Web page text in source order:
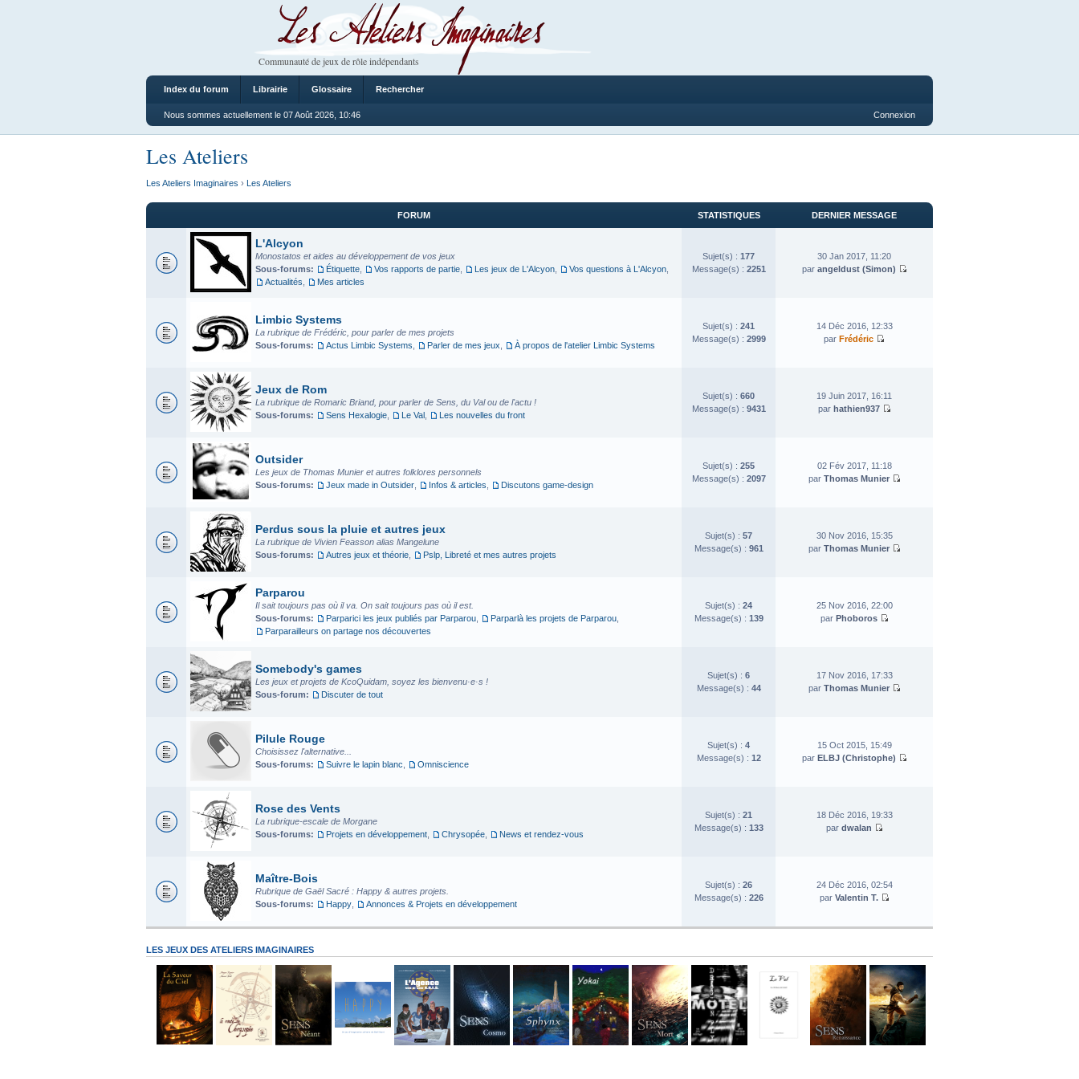
Les Ateliers Imaginaires
Communauté de jeux de rôle indépendants
Index du forum Librairie Glossaire Rechercher
Nous sommes actuellement le 07 Août 2026, 10:46 Connexion
Les Ateliers
Les Ateliers Imaginaires › Les Ateliers
FORUM STATISTIQUES DERNIER MESSAGE
L'Alcyon
Monostatos et aides au développement de vos jeux
Sous-forums:
Étiquette Vos rapports de partie Les jeux de L'Alcyon Vos questions à L'Alcyon
Actualités
Mes articles
Sujet(s) : 177
Message(s) : 2251
30 Jan 2017, 11:20
par angeldust (Simon)
Limbic Systems
La rubrique de Frédéric, pour parler de mes projets
Sous-forums:
Actus Limbic Systems Parler de mes jeux À propos de l'atelier Limbic Systems
Sujet(s) : 241
Message(s) : 2999
14 Déc 2016, 12:33
par Frédéric
Jeux de Rom
La rubrique de Romaric Briand, pour parler de Sens, du Val ou de l'actu !
Sous-forums:
Sens Hexalogie Le Val Les nouvelles du front
Sujet(s) : 660
Message(s) : 9431
19 Juin 2017, 16:11
par hathien937
Outsider
Les jeux de Thomas Munier et autres folklores personnels
Sous-forums:
Jeux made in Outsider Infos & articles Discutons game-design
Sujet(s) : 255
Message(s) : 2097
02 Fév 2017, 11:18
par Thomas Munier
Perdus sous la pluie et autres jeux
La rubrique de Vivien Feasson alias Mangelune
Sous-forums:
Autres jeux et théorie Pslp, Libreté et mes autres projets
Sujet(s) : 57
Message(s) : 961
30 Nov 2016, 15:35
par Thomas Munier
Parparou
Il sait toujours pas où il va. On sait toujours pas où il est.
Sous-forums:
Parparici les jeux publiés par Parparou Parparlà les projets de Parparou
Parparailleurs on partage nos découvertes
Sujet(s) : 24
Message(s) : 139
25 Nov 2016, 22:00
par Phoboros
Somebody's games
Les jeux et projets de KcoQuidam, soyez les bienvenu·e·s !
Sous-forum:
Discuter de tout
Sujet(s) : 6
Message(s) : 44
17 Nov 2016, 17:33
par Thomas Munier
Pilule Rouge
Choisissez l'alternative...
Sous-forums:
Suivre le lapin blanc Omniscience
Sujet(s) : 4
Message(s) : 12
15 Oct 2015, 15:49
par ELBJ (Christophe)
Rose des Vents
La rubrique-escale de Morgane
Sous-forums:
Projets en développement Chrysopée News et rendez-vous
Sujet(s) : 21
Message(s) : 133
18 Déc 2016, 19:33
par dwalan
Maître-Bois
Rubrique de Gaël Sacré : Happy & autres projets.
Sous-forums:
Happy Annonces & Projets en développement
Sujet(s) : 26
Message(s) : 226
24 Déc 2016, 02:54
par Valentin T.
LES JEUX DES ATELIERS IMAGINAIRES